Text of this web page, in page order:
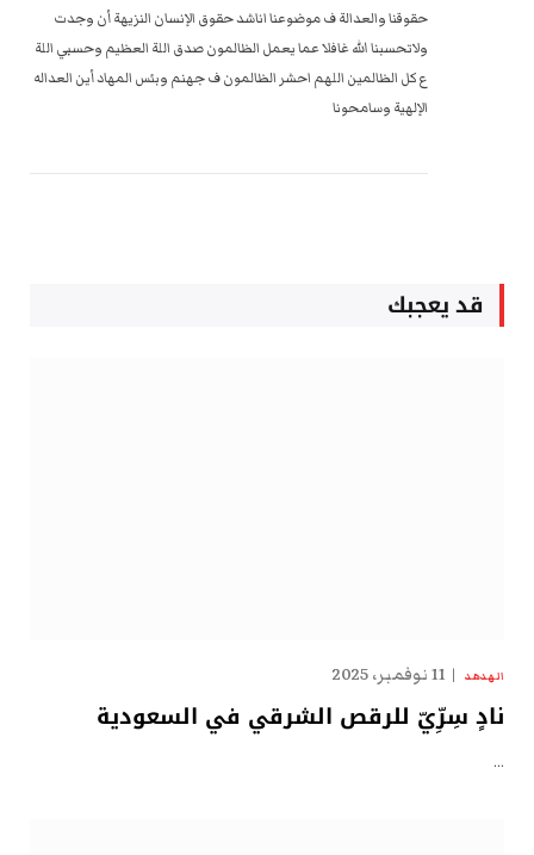
حقوقنا والعدالة ف موضوعنا اناشد حقوق الإنسان النزيهة أن وجدت
ولاتحسبنا الله غافلا عما يعمل الظالمون صدق اللة العظيم وحسبي اللة
ع كل الظالمين اللهم احشر الظالمون ف جهنم وبئس المهاد أين العداله
الإلهية وسامحونا
قد يعجبك
الهدهد 11 نوفمبر، 2025
نادٍ سِرِّيّ للرقص الشرقي في السعودية
…